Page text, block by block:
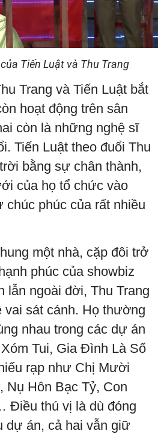
Tiến Luật và Thu Trang
Trang và Tiến Luật bắt
hoạt động trên sân
còn là những nghệ sĩ
Tiến Luật theo đuổi Thu
bằng sự chân thành,
của họ tổ chức vào
chúc phúc của rất nhiều
một nhà, cặp đôi trở
phúc của showbiz
lẫn ngoài đời, Thu Trang
vai sát cánh. Họ thường
nhau trong các dự án
Tui, Gia Đình Là Số
rạp như Chị Mười
Nụ Hôn Bạc Tỷ, Con
Điều thú vị là dù đóng
dự án, cả hai vẫn giữ